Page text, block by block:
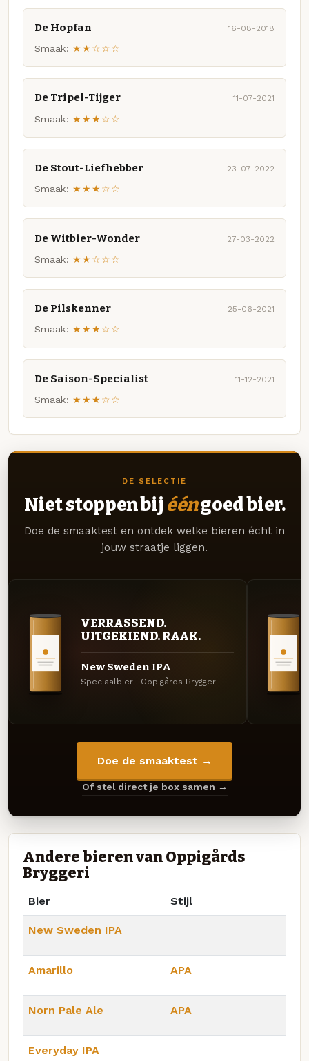
De Hopfan 16-08-2018
Smaak: ★★☆☆☆
De Tripel-Tijger 11-07-2021
Smaak: ★★★☆☆
De Stout-Liefhebber 23-07-2022
Smaak: ★★★☆☆
De Witbier-Wonder 27-03-2022
Smaak: ★★☆☆☆
De Pilskenner 25-06-2021
Smaak: ★★★☆☆
De Saison-Specialist 11-12-2021
Smaak: ★★★☆☆
DE SELECTIE
Niet stoppen bij ééngoed bier.
Doe de smaaktest en ontdek welke bieren écht in
jouw straatje liggen.
VERRASSEND.
UITGEKIEND. RAAK.
New Sweden IPA
Speciaalbier · Oppigårds Bryggeri
Doe de smaaktest →
Of stel direct je box samen →
Andere bieren van Oppigårds
Bryggeri
Bier Stijl
New Sweden IPA
Amarillo APA
Norn Pale Ale APA
Everyday IPA